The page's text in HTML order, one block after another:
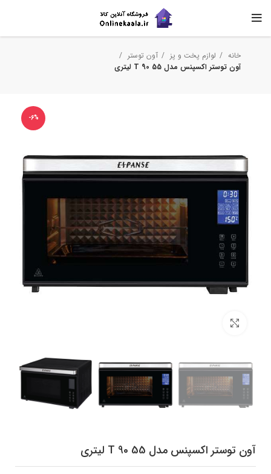
خانه لوازم پخت و پز
آون توستر
آون توستر اکسپنس مدل T 90 55 لیتری
-6%
آون توستر اکسپنس مدل T 90 55 لیتری